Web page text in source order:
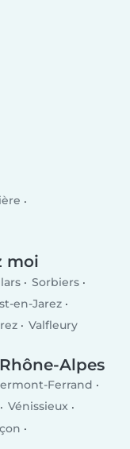
moi
Sorbiers
en-Jarez
Valfleury
Alpes
Ferrand
Vénissieux